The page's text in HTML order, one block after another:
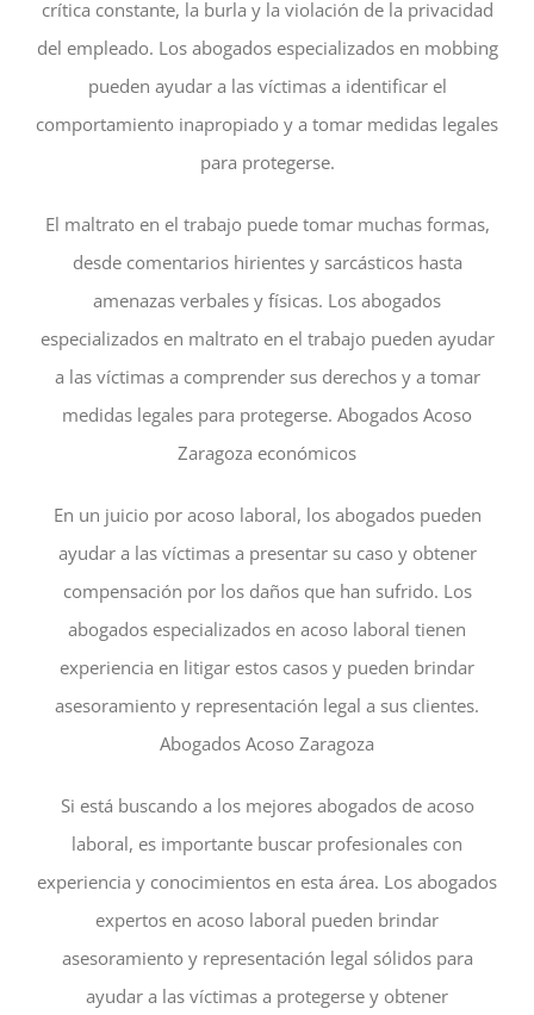
crítica constante, la burla y la violación de la privacidad
del empleado. Los abogados especializados en mobbing
pueden ayudar a las víctimas a identificar el
comportamiento inapropiado y a tomar medidas legales
para protegerse.
El maltrato en el trabajo puede tomar muchas formas,
desde comentarios hirientes y sarcásticos hasta
amenazas verbales y físicas. Los abogados
especializados en maltrato en el trabajo pueden ayudar
a las víctimas a comprender sus derechos y a tomar
medidas legales para protegerse. Abogados Acoso
Zaragoza económicos
En un juicio por acoso laboral, los abogados pueden
ayudar a las víctimas a presentar su caso y obtener
compensación por los daños que han sufrido. Los
abogados especializados en acoso laboral tienen
experiencia en litigar estos casos y pueden brindar
asesoramiento y representación legal a sus clientes.
Abogados Acoso Zaragoza
Si está buscando a los mejores abogados de acoso
laboral, es importante buscar profesionales con
experiencia y conocimientos en esta área. Los abogados
expertos en acoso laboral pueden brindar
asesoramiento y representación legal sólidos para
ayudar a las víctimas a protegerse y obtener